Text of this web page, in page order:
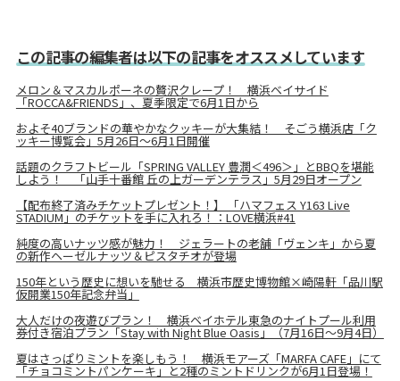
この記事の編集者は以下の記事をオススメしています
メロン＆マスカルポーネの贅沢クレープ！ 横浜ベイサイド
「ROCCA&FRIENDS」、夏季限定で6月1日から
およそ40ブランドの華やかなクッキーが大集結！ そごう横浜店「ク
ッキー博覧会」5月26日～6月1日開催
話題のクラフトビール「SPRING VALLEY 豊潤＜496＞」とBBQを堪能
しよう！ 「山手十番館 丘の上ガーデンテラス」5月29日オープン
【配布終了済みチケットプレゼント！】 「ハマフェス Y163 Live
STADIUM」のチケットを手に入れろ！：LOVE横浜#41
純度の高いナッツ感が魅力！ ジェラートの老舗「ヴェンキ」から夏
の新作ヘーゼルナッツ＆ピスタチオが登場
150年という歴史に想いを馳せる 横浜市歴史博物館×崎陽軒「品川駅
仮開業150年記念弁当」
大人だけの夜遊びプラン！ 横浜ベイホテル東急のナイトプール利用
券付き宿泊プラン「Stay with Night Blue Oasis」（7月16日～9月4日）
夏はさっぱりミントを楽しもう！ 横浜モアーズ「MARFA CAFE」にて
「チョコミントパンケーキ」と2種のミントドリンクが6月1日登場！